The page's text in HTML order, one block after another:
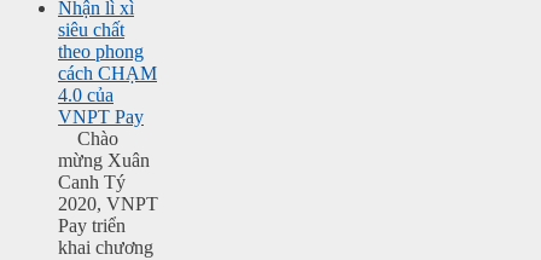
Nhận lì xì
siêu chất
theo phong
cách CHẠM
4.0 của
VNPT Pay
Chào
mừng Xuân
Canh Tý
2020, VNPT
Pay triển
khai chương